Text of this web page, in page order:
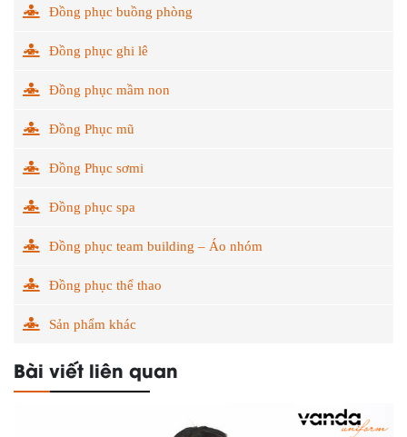
Đồng phục buồng phòng
Đồng phục ghi lê
Đồng phục mầm non
Đồng Phục mũ
Đồng Phục sơmi
Đồng phục spa
Đồng phục team building – Áo nhóm
Đồng phục thể thao
Sản phẩm khác
Bài viết liên quan